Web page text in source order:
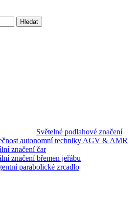
Světelné podlahové značení
autonomní techniky AGV & AMR
značení čar
značení břemen jeřábu
parabolické zrcadlo